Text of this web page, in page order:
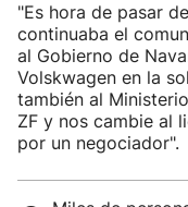
"Es hora de pasar
continuaba el
al Gobierno de
Volskwagen en la
también al
ZF y nos cambie al
por un negociador".